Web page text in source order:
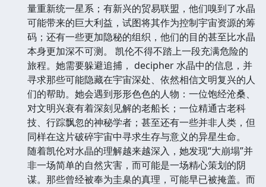
量重新统一星系；有新兴的贸易联盟，他们嗅到了水晶
可能带来的巨大利益，试图将其作为控制宇宙资源的筹
码；还有一些更加隐秘的组织，他们的目的甚至比水晶
本身更加深不可测。 凯伦不得不踏上一段充满危险的
旅程。她需要躲避追捕， decipher 水晶中的信息，并
寻求那些可能隐藏在宇宙深处、依然相信文明复兴的人
们的帮助。她会遇到形形色色的人物：一位饱经沧桑、
对文明兴衰有着深刻见解的老船长；一位精通古老科
技、行踪飘忽的神秘学者；甚至还有一些并非人类，但
同样在这片破碎宇宙中寻求生存与意义的异星生命。
随着凯伦对水晶的理解越来越深入，她发现“大崩塌”并
非一场简单的自然灾害，而可能是一场精心策划的阴
谋。那些曾经被奉为圭臬的真理，可能早已被掩盖。而